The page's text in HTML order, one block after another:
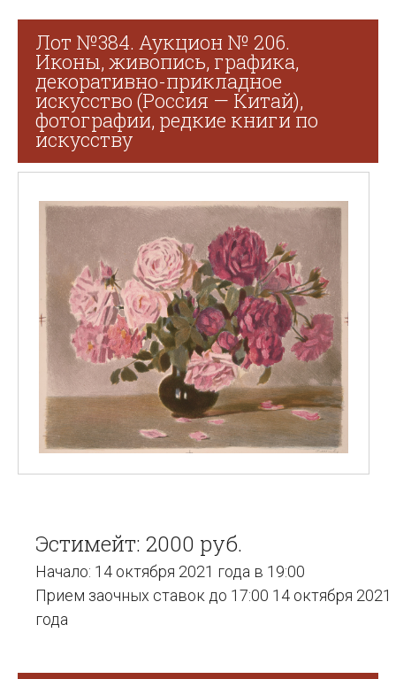
Лот №384. Аукцион № 206.
Иконы, живопись, графика,
декоративно-прикладное
искусство (Россия — Китай),
фотографии, редкие книги по
искусству
Эстимейт: 2000 руб.
Начало: 14 октября 2021 года в 19:00
Прием заочных ставок до 17:00 14 октября 2021
года